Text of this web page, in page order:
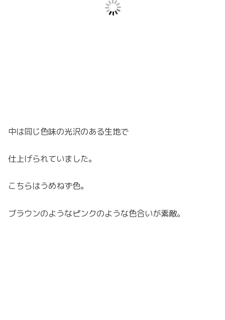
中は同じ色味の光沢のある生地で
仕上げられていました。
こちらはうめねず色。
ブラウンのようなピンクのような色合いが素敵。